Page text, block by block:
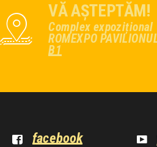
VĂ AȘTEPTĂM!
Complex expozițional
ROMEXPO
B1
facebook